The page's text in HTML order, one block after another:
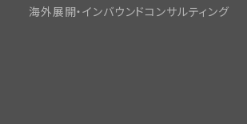
海外展開・インバウンドコンサルティング